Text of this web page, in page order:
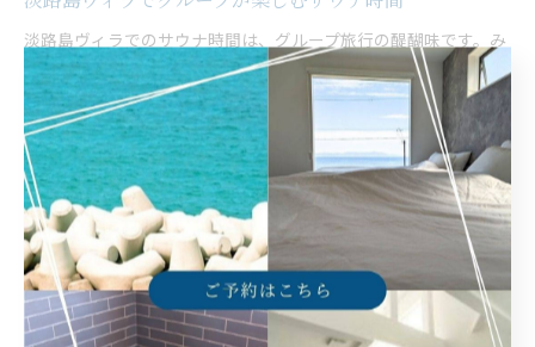
淡路島ヴィラでのサウナ時間は、グループ旅行の醍醐味です。み
んなで順番にサウナを楽しみ、汗をかいた後は水風呂でリフレッ
シュ。その後はテラスやリビングで談笑しながら、ゆったりとし
た時間を過ごせます。朝焼けに染まる海を眺めながらのサウナ
は、淡路島ならではの魅力的な体験です。
グループごとにサウナの入り方や温度の好みが異なる場合も多い
ため、温度調整機能のあるサウナは大人数利用に最適です。利用
者の声として「みんなでサウナを囲んで語り合う時間が最高」
「自分のペースで気兼ねなくサウナを楽しめた」など、グループ
旅行ならではの満足度の高さが伺えます。